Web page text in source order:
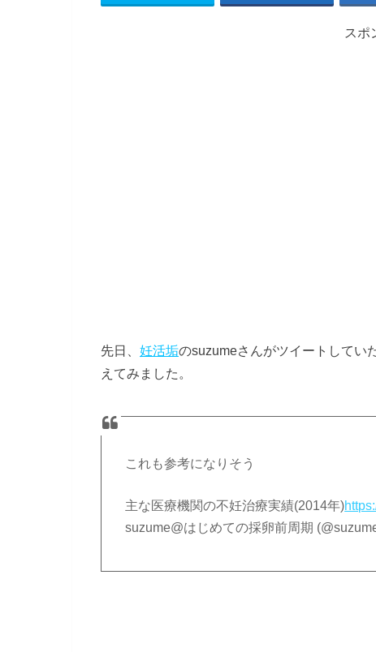
スポ
先日、 妊活垢のsuzumeさんがツイートしてい
えてみました。
これも参考になりそう
主な医療機関の不妊治療実績(2014年)
suzume@はじめての採卵前周期